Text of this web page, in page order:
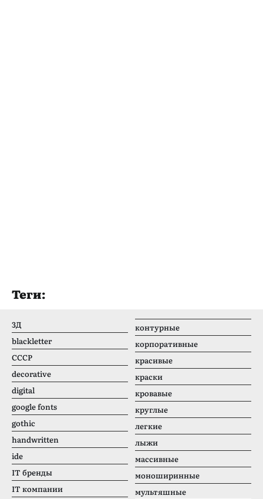
Теги:
3Д
blackletter
CCCР
decorative
digital
google fonts
gothic
handwritten
ide
IT бренды
IT компании
контурные
корпоративные
красивые
краски
кровавые
круглые
легкие
лыжи
массивные
моноширинные
мультяшные